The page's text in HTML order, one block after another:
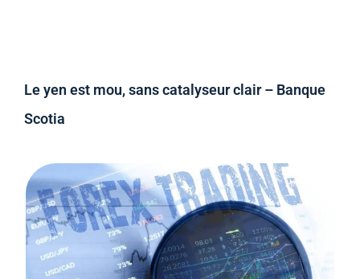
Le yen est mou, sans catalyseur clair – Banque
Scotia